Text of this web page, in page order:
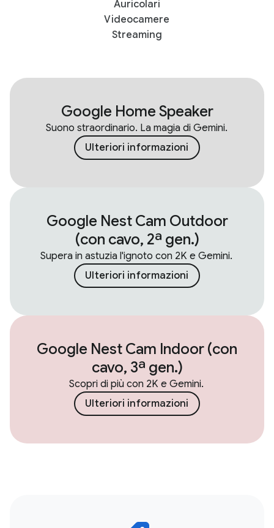
Auricolari
Videocamere
Streaming
Google Home Speaker
Suono straordinario. La magia di Gemini.
Ulteriori informazioni
Google Nest Cam Outdoor
(con cavo, 2ª gen.)
Supera in astuzia l'ignoto con 2K e Gemini.
Ulteriori informazioni
Google Nest Cam Indoor (con
cavo, 3ª gen.)
Scopri di più con 2K e Gemini.
Ulteriori informazioni